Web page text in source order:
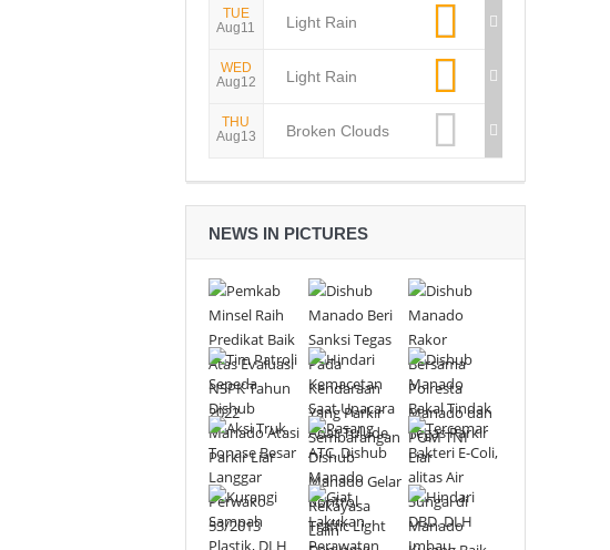
TUE
Aug11
Light Rain
WED
Aug12
Light Rain
THU
Aug13
Broken Clouds
NEWS IN PICTURES